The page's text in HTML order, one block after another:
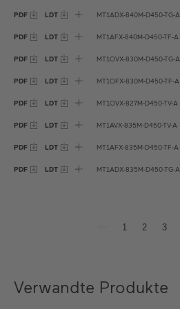
PDF LDT MT1ADX-840M-D450-TG-A
PDF LDT MT1AFX-840M-D450-TF-A
PDF LDT MT1OVX-830M-D450-TG-A
PDF LDT MT1OFX-830M-D450-TF-A
PDF LDT MT1OVX-827M-D450-TV-A
PDF LDT MT1AVX-835M-D450-TV-A
PDF LDT MT1AFX-835M-D450-TF-A
PDF LDT MT1ADX-835M-D450-TG-A
1 2 3
Verwandte Produkte